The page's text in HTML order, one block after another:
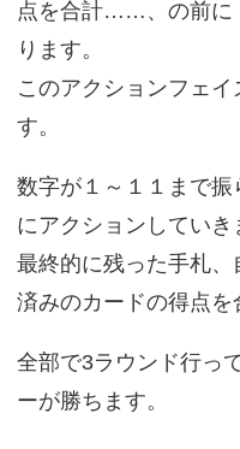
点を合計……、の前に
ります。
このアクションフェ
す。
数字が１～１１まで
にアクションしていき
最終的に残った手札
済みのカードの得点を
全部で3ラウンド行っ
ーが勝ちます。